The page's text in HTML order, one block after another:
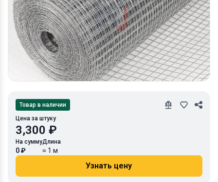
Товар в наличии
Цена за штуку
3,300 ₽
На сумму
0 ₽
Длина
≈ 1 м
Узнать цену